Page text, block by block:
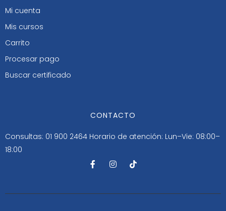
Mi cuenta
Mis cursos
Carrito
Procesar pago
Buscar certificado
CONTACTO
Consultas: 01 900 2464 Horario de atención: Lun–Vie: 08:00–
18:00
F
a
b
I
n
a
T
i
o